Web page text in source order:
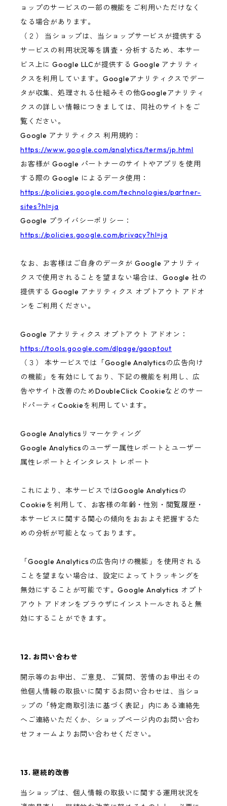
ョップのサービスの一部の機能をご利用いただけなく
なる場合があります。
（２） 当ショップは、当ショップサービスが提供する
サービスの利用状況等を調査・分析するため、本サー
ビス上に Google LLCが提供する Google アナリティ
クスを利用しています。Googleアナリティクスでデー
タが収集、処理される仕組みその他Googleアナリティ
クスの詳しい情報につきましては、同社のサイトをご
覧ください。
Google アナリティクス 利用規約：
https://www.google.com/analytics/terms/jp.html
お客様が Google パートナーのサイトやアプリを使用
する際の Google によるデータ使用：
https://policies.google.com/technologies/partner-
sites?hl=ja
Google プライバシーポリシー：
https://policies.google.com/privacy?hl=ja
なお、お客様はご自身のデータが Google アナリティ
クスで使用されることを望まない場合は、Google 社の
提供する Google アナリティクス オプトアウト アドオ
ンをご利用ください。
Google アナリティクス オプトアウト アドオン：
https://tools.google.com/dlpage/gaoptout
（３） 本サービスでは「Google Analyticsの広告向け
の機能」を有効にしており、下記の機能を利用し、広
告やサイト改善のためDoubleClick Cookieなどのサー
ドパーティCookieを利用しています。
Google Analyticsリマーケティング
Google Analyticsのユーザー属性レポートとユーザー
属性レポートとインタレスト レポート
これにより、本サービスではGoogle Analyticsの
Cookieを利用して、お客様の年齢・性別・閲覧履歴・
本サービスに関する関心の傾向をおおよそ把握するた
めの分析が可能となっております。
「Google Analyticsの広告向けの機能」を使用される
ことを望まない場合は、設定によってトラッキングを
無効にすることが可能です。Google Analytics オプト
アウト アドオンをブラウザにインストールされると無
効にすることができます。
12. お問い合わせ
開示等のお申出、ご意見、ご質問、苦情のお申出その
他個人情報の取扱いに関するお問い合わせは、当ショ
ップの「特定商取引法に基づく表記」内にある連絡先
へご連絡いただくか、ショップページ内のお問い合わ
せフォームよりお問い合わせください。
13. 継続的改善
当ショップは、個人情報の取扱いに関する運用状況を